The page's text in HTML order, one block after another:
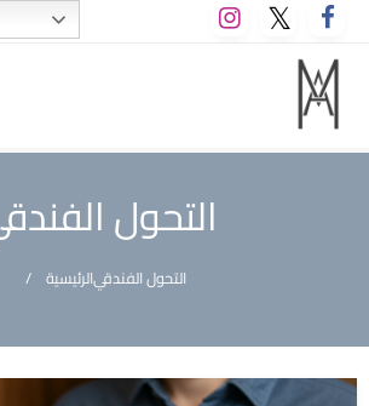
التخطي
إلى
المحتوى
M A hotels | إم ايه هوتيلز
الموقع الأول للعاملين في الفنادق في
التحول
الرئيسيةالتحول الفندقي